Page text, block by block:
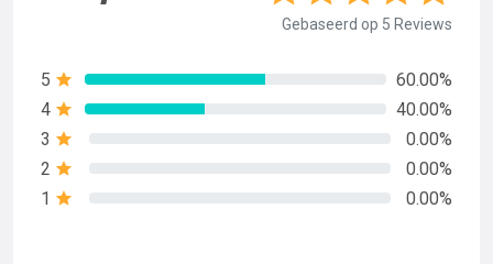
Gebaseerd op 5 Reviews
5
60.00%
4
40.00%
3
0.00%
2
0.00%
1
0.00%